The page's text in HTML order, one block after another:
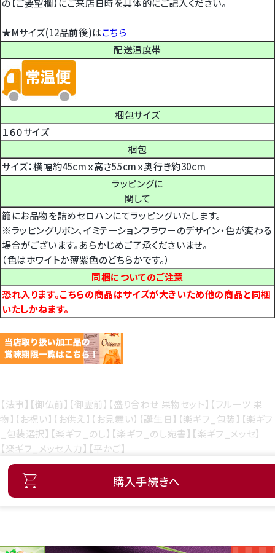
★Mサイズ(12品前後)はこちら
配送温度帯
梱包サイズ
１６０サイズ
梱包
サイズ：横幅約45cmｘ高さ55cmｘ奥行き約30cm
ラッピングに
関して
籠にお品物を詰めセロハンにてラッピングいたします。
※ラッピングリボン、イミテーションフラワーのデザイン・色が変わる
場合がございます。あらかじめご了承くださいませ。
（色はホワイトか薄紫色のどちらかです。）
同梱についてのご注意
恐れ入ります。こちらの商品はサイズが大きいため他の商品と同梱
いたしかねます。
【法事】【御仏前】【御霊前】【盛り合わせ 果物セット】【フルーツ 果
物】【お祝い】【お供え】【お見舞い】【誕生日】【楽ギフ_包装】【楽ギフ
_包装選択】【楽ギフ_のし】【楽ギフ_のし宛書】【楽ギフ_メッセ】
【楽ギフ_メッセ入力】【平かご】
購入手続きへ